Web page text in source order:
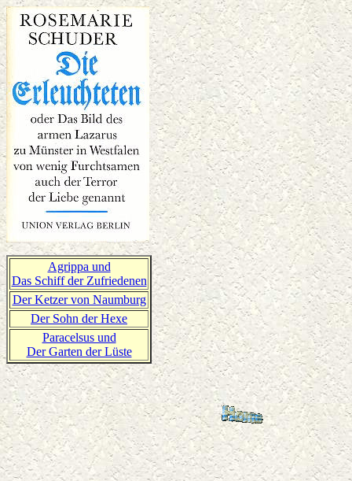
Agrippa und
Das Schiff der Zufriedenen
Der Ketzer von Naumburg
Der Sohn der Hexe
Paracelsus und
Der Garten der Lüste